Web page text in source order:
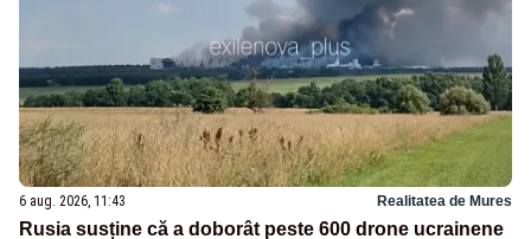
6 aug. 2026, 11:43 Realitatea de Mures
Rusia susține că a doborât peste 600 drone ucrainene